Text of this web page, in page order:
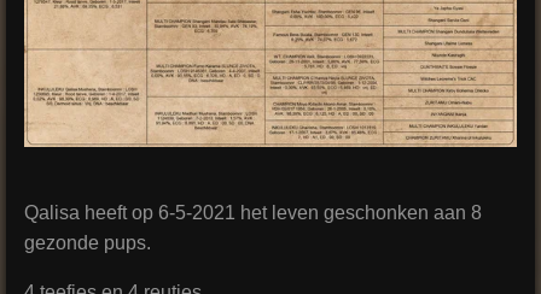
Qalisa heeft op 6-5-2021 het leven geschonken aan 8
gezonde pups.